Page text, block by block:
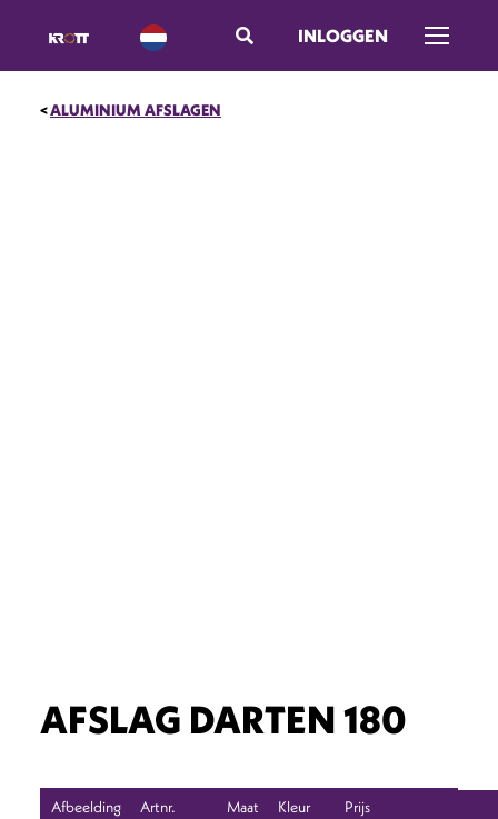
INLOGGEN
Menu
ALUMINIUM AFSLAGEN
AFSLAG DARTEN 180
Afbeelding Artnr. Maat Kleur Prijs